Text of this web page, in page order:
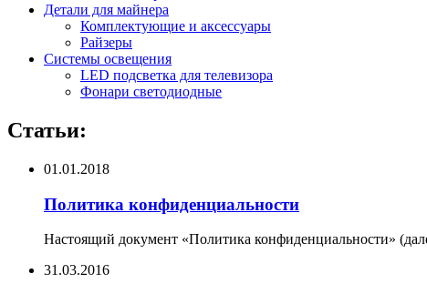
Детали для майнера
Комплектующие и аксессуары
Райзеры
Системы освещения
LED подсветка для телевизора
Фонари светодиодные
Статьи:
01.01.2018
Политика конфиденциальности
Настоящий документ «Политика конфиденциальности»
31.03.2016